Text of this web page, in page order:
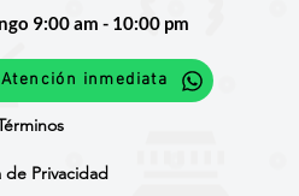
9:00 am - 10:00 pm
inmediata
de Privacidad